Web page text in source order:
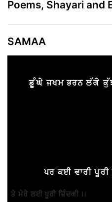
Poems, Shayari and
SAMAA